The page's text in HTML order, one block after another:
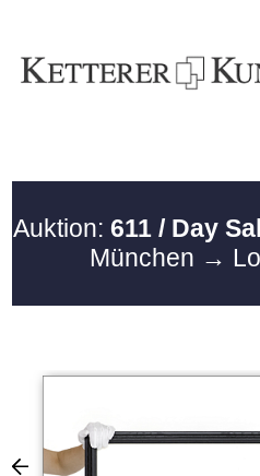
Auktion: 611 / Day
München →